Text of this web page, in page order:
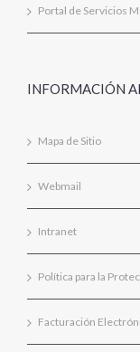
Portal de Servicios
INFORMACIÓN
Mapa de Sitio
Webmail
Intranet
Política para la
Facturación